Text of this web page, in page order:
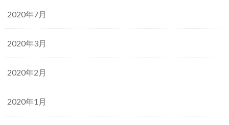
2020年7月
2020年3月
2020年2月
2020年1月